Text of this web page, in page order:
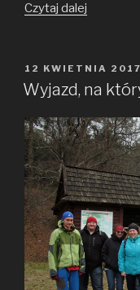
Czytaj dalej
event
CITO
Czysta
Ropa”
OPUBLIKOWANE
W
12 KWIETNIA 2017
Wyjazd, na